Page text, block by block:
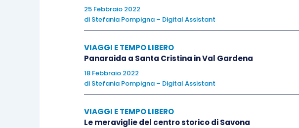
25 Febbraio 2022
di Stefania Pompigna – Digital Assistant
VIAGGI E TEMPO LIBERO
Panaraida a Santa Cristina in Val Gardena
18 Febbraio 2022
di Stefania Pompigna – Digital Assistant
VIAGGI E TEMPO LIBERO
Le meraviglie del centro storico di Savona